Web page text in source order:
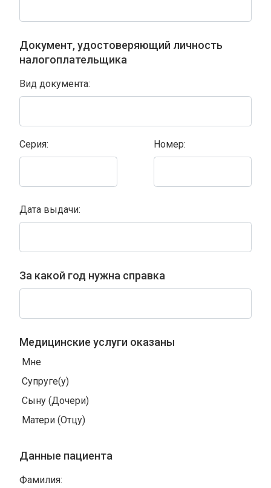
Документ, удостоверяющий личность
налогоплательщика
Вид документа:
Серия: Номер:
Дата выдачи:
За какой год нужна справка
Медицинские услуги оказаны
Мне
Супруге(у)
Сыну (Дочери)
Матери (Отцу)
Данные пациента
Фамилия: